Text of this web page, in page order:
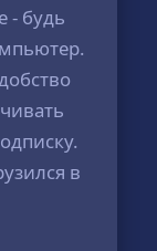
- будь
в